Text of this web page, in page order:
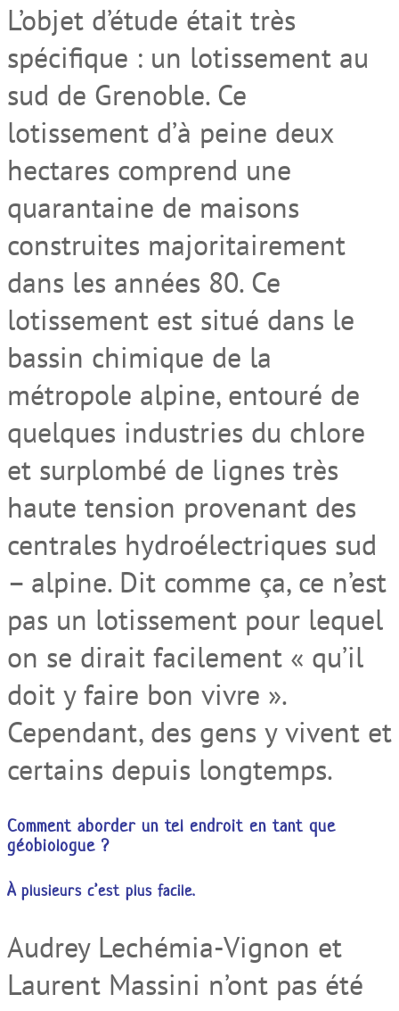
L’objet d’étude était très
spécifique : un lotissement au
sud de Grenoble. Ce
lotissement d’à peine deux
hectares comprend une
quarantaine de maisons
construites majoritairement
dans les années 80. Ce
lotissement est situé dans le
bassin chimique de la
métropole alpine, entouré de
quelques industries du chlore
et surplombé de lignes très
haute tension provenant des
centrales hydroélectriques sud
– alpine. Dit comme ça, ce n’est
pas un lotissement pour lequel
on se dirait facilement « qu’il
doit y faire bon vivre ».
Cependant, des gens y vivent et
certains depuis longtemps.
Comment aborder un tel endroit en tant que
géobiologue ?
À plusieurs c’est plus facile.
Audrey Lechémia-Vignon et
Laurent Massini n’ont pas été